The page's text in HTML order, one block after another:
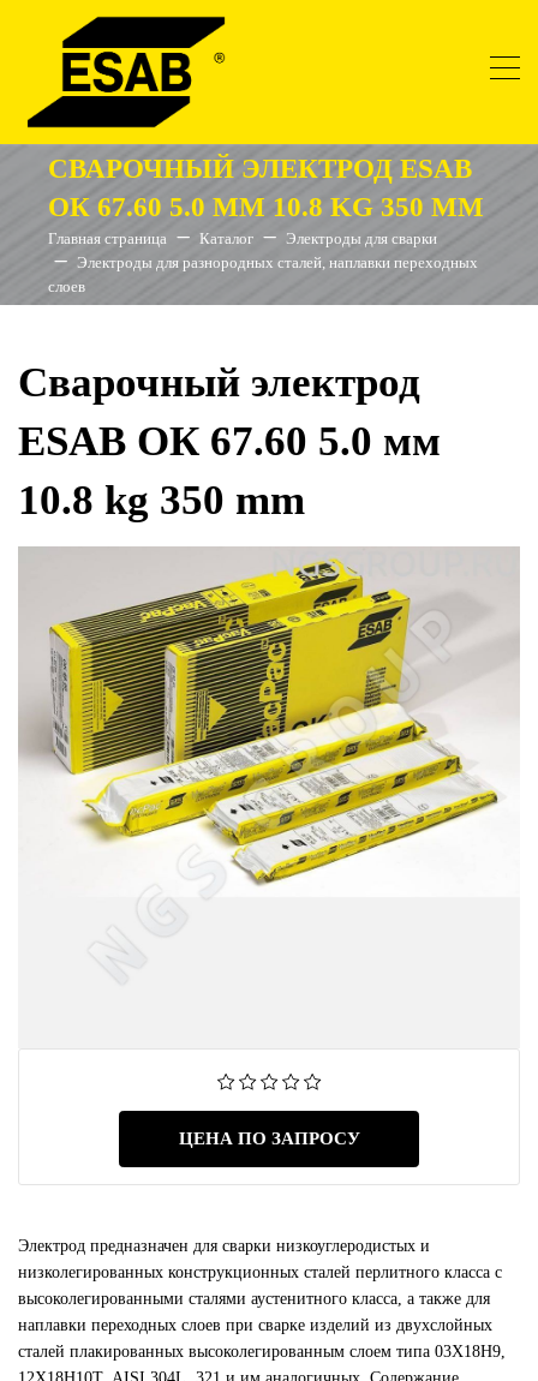
СВАРОЧНЫЙ ЭЛЕКТРОД ESAB
ОК 67.60 5.0 ММ 10.8 KG 350 MM
Главная страница Каталог
Электроды для сварки
Электроды для разнородных сталей, наплавки переходных
слоев
Сварочный электрод
ESAB ОК 67.60 5.0 мм
10.8 kg 350 mm
ЦЕНА ПО ЗАПРОСУ
Электрод предназначен для сварки низкоуглеродистых и
низколегированных конструкционных сталей перлитного класса с
высоколегированными сталями аустенитного класса, а также для
наплавки переходных слоев при сварке изделий из двухслойных
сталей плакированных высоколегированным слоем типа 03Х18Н9,